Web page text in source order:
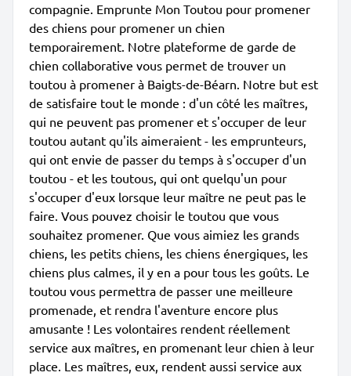
compagnie. Emprunte Mon Toutou pour promener
des chiens pour promener un chien
temporairement. Notre plateforme de garde de
chien collaborative vous permet de trouver un
toutou à promener à Baigts-de-Béarn. Notre but est
de satisfaire tout le monde : d'un côté les maîtres,
qui ne peuvent pas promener et s'occuper de leur
toutou autant qu'ils aimeraient - les emprunteurs,
qui ont envie de passer du temps à s'occuper d'un
toutou - et les toutous, qui ont quelqu'un pour
s'occuper d'eux lorsque leur maître ne peut pas le
faire. Vous pouvez choisir le toutou que vous
souhaitez promener. Que vous aimiez les grands
chiens, les petits chiens, les chiens énergiques, les
chiens plus calmes, il y en a pour tous les goûts. Le
toutou vous permettra de passer une meilleure
promenade, et rendra l'aventure encore plus
amusante ! Les volontaires rendent réellement
service aux maîtres, en promenant leur chien à leur
place. Les maîtres, eux, rendent aussi service aux